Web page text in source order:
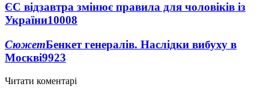
ЄС відзавтра змінює правила для чоловіків із
України10008
СюжетБенкет генералів. Наслідки вибуху в
Москві9923
Читати коментарі